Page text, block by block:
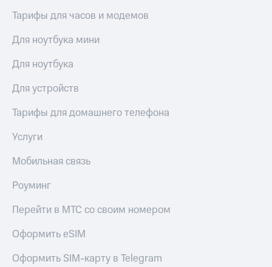
Тарифы для часов и модемов
Для ноутбука мини
Для ноутбука
Для устройств
Тарифы для домашнего телефона
Услуги
Мобильная связь
Роуминг
Перейти в МТС со своим номером
Оформить eSIM
Оформить SIM-карту в Telegram